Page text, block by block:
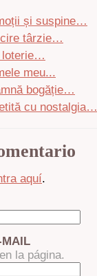
și suspine…
târzie…
loterie…
meu...
bogăție…
cu nostalgia…
aquí.
MAIL
la página.